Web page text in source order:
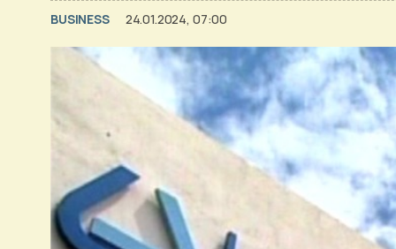
BUSINESS 24.01.2024, 07:00